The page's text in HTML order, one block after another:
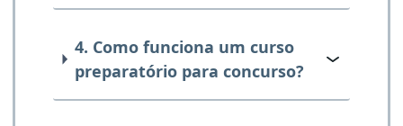
4. Como funciona um curso
preparatório para concurso?